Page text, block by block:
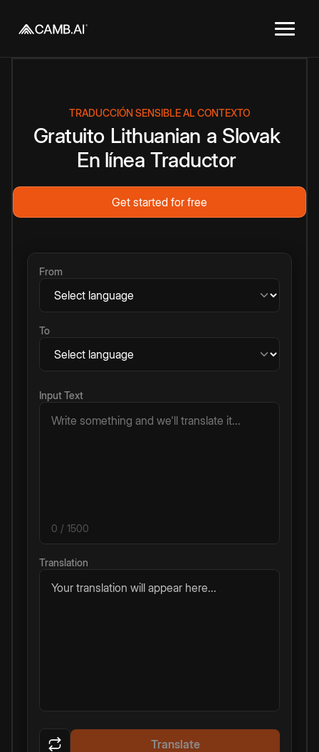
TRADUCCIÓN SENSIBLE AL CONTEXTO
Gratuito Lithuanian a Slovak
En línea Traductor
Get started for free
From
To
Input Text
0 / 1500
Translation
Your translation will appear here...
Translate